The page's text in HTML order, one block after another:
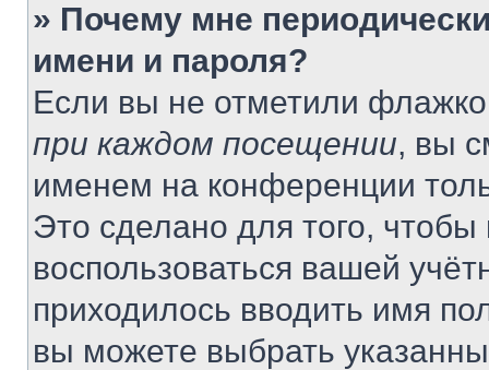
» Почему мне
имени и пароля?
Если вы не отметили
при каждом посещении, вы
именем на конференции
Это сделано для того, чтобы
воспользоваться вашей
приходилось вводить имя
вы можете выбрать